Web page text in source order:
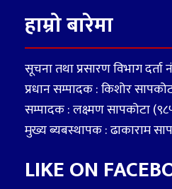
हाम्रो बारेमा
सूचना तथा प्रसारण विभाग
प्रधान सम्पादक : किशोर
सम्पादक : लक्ष्मण सापकोटा
मुख्य ब्यबस्थापक : ढाकाराम
LIKE ON